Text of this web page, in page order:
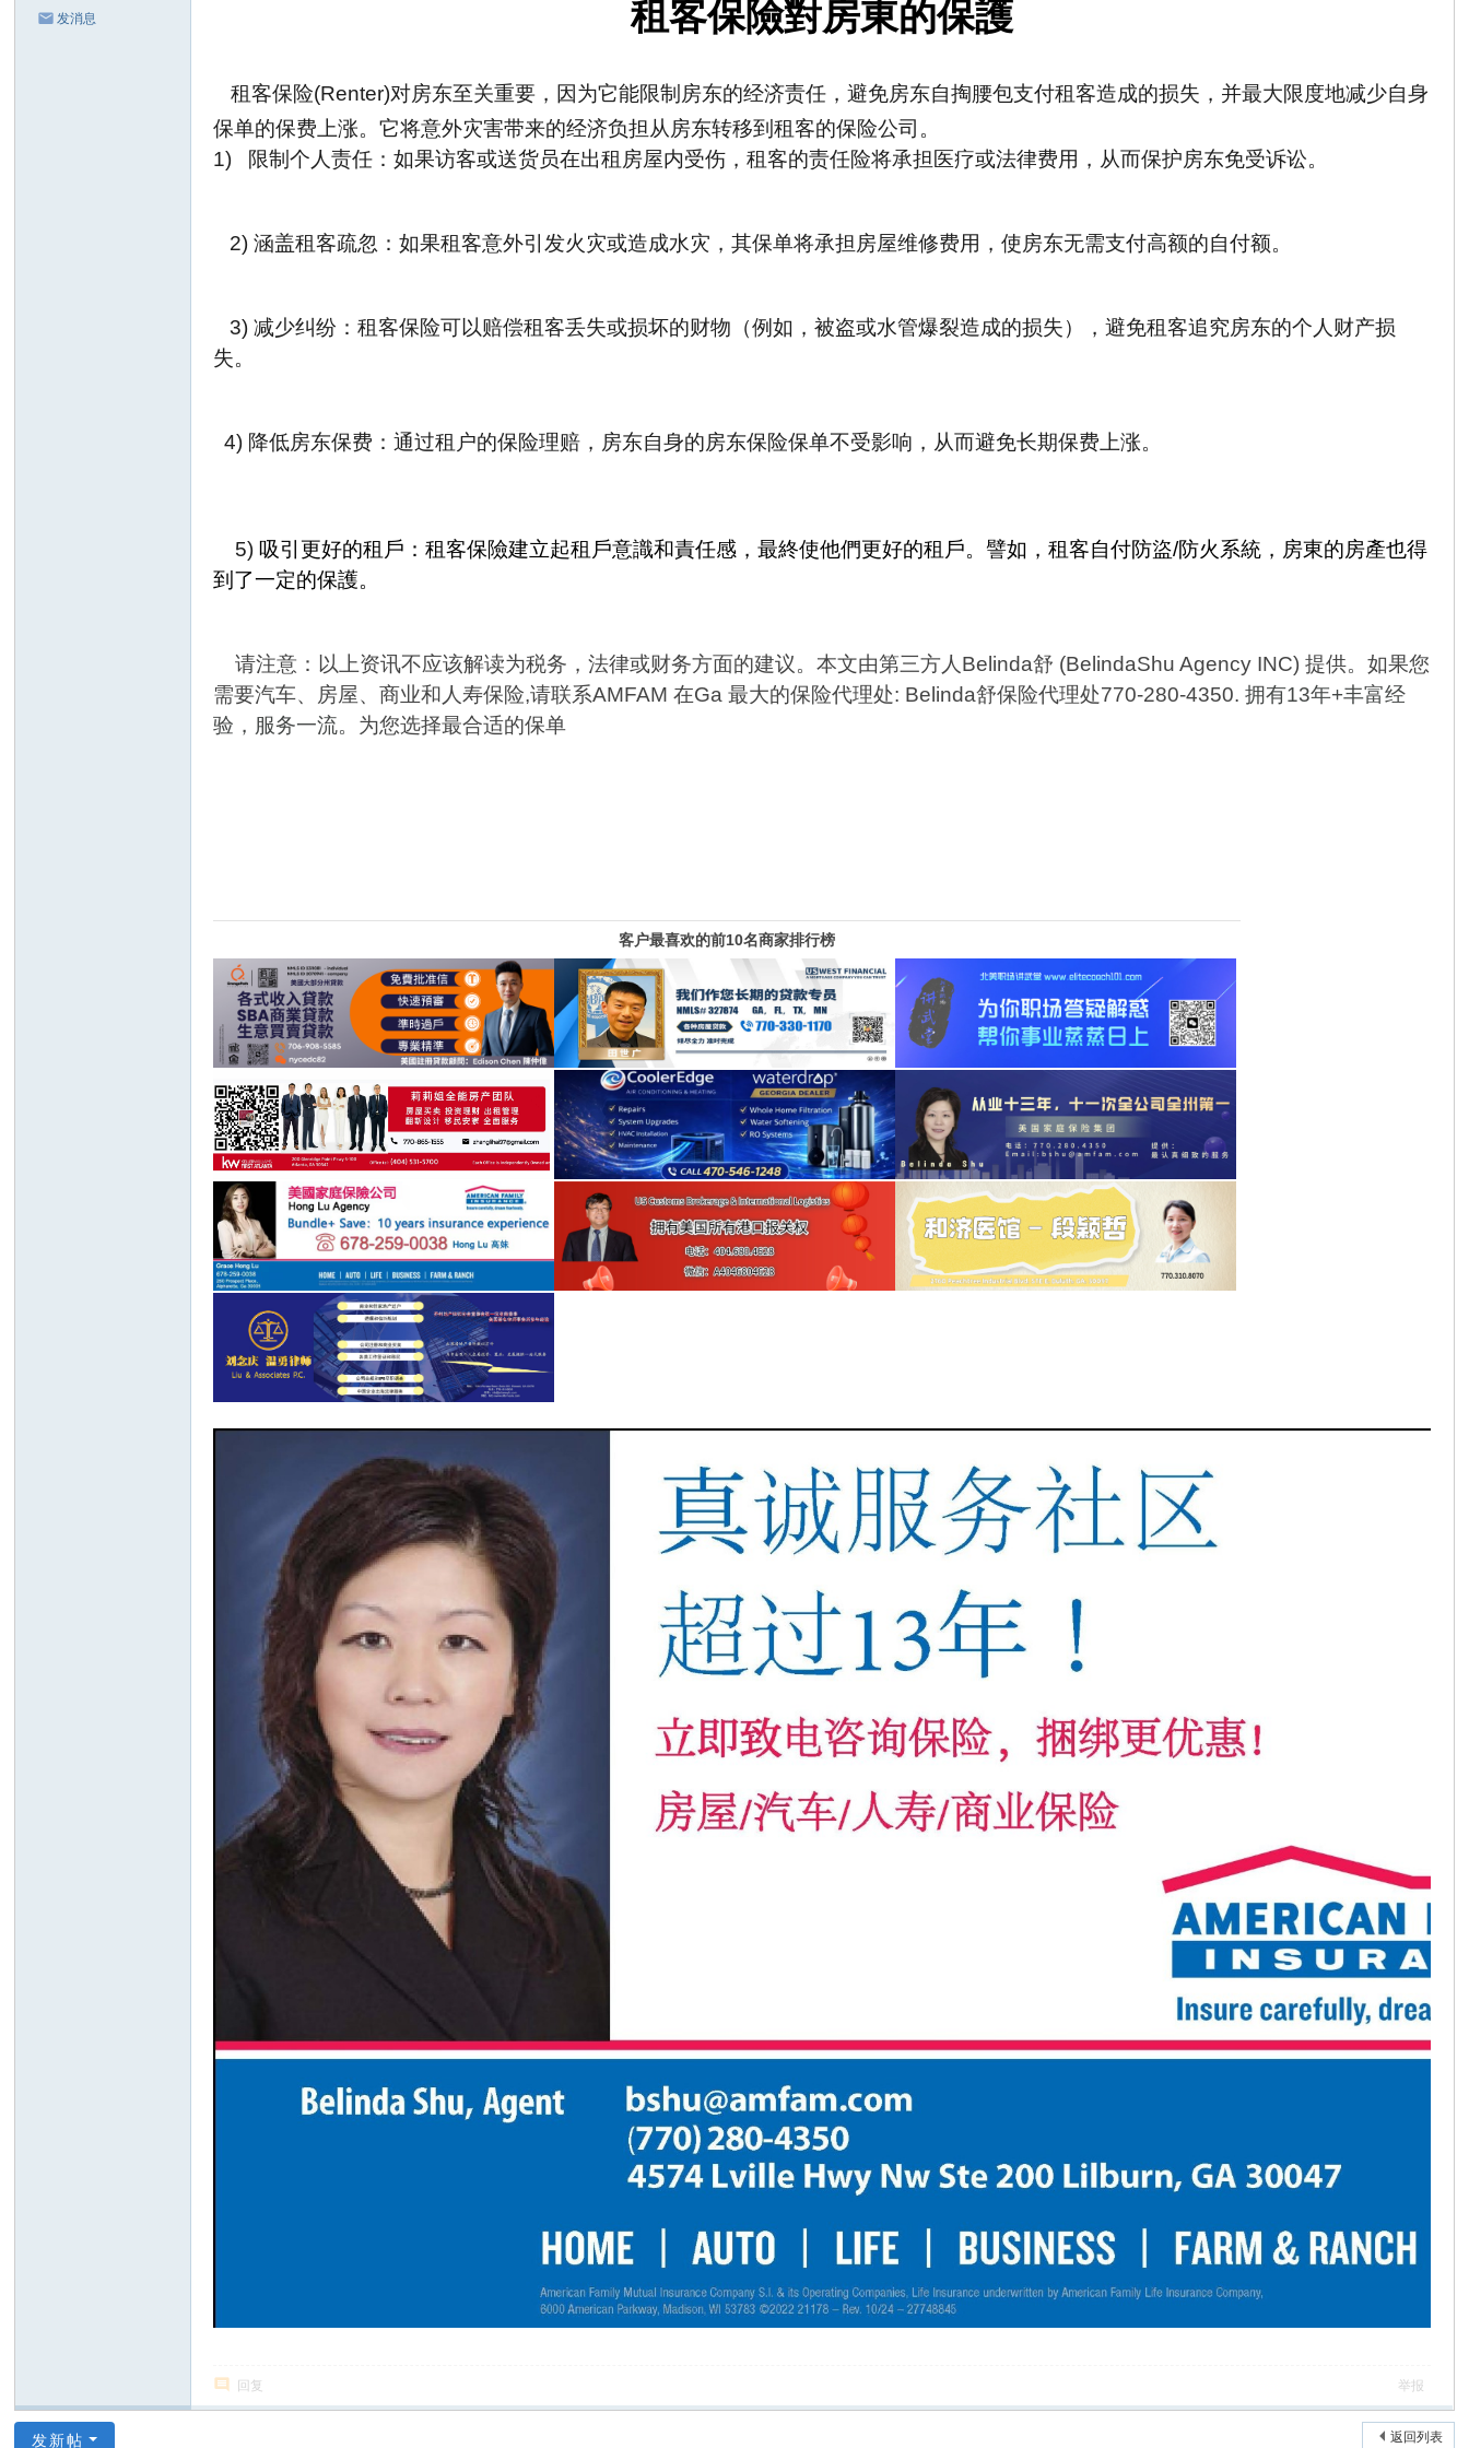
发消息 租客保險對房東的保護
租客保险(Renter)对房东至关重要，因为它能限制房东的经济责任，避免房东自掏腰包支付租客造成的损失，并最大限度地减少自身
保单的保费上涨。它将意外灾害带来的经济负担从房东转移到租客的保险公司 。
1) 限制个人责任：如果访客或送货员在出租房屋内受伤，租客的责任险将承担医疗或法律费用，从而保护房东免受诉讼。
2)涵盖租客疏忽：如果租客意外引 发火灾或造成水灾，其保单将承担房屋维修费用，使房东无需支付高额的自付额。
3)减少纠纷：租客保险可以赔偿租客丢失或损坏的财物（例如，被盗或水管爆裂造成的损失），避免租客追究房东的个人财产损
失。
4) 降低房东保费：通过租户的保险理赔，房东自身的房东保险保单不受影响，从而避免长期保费上涨。
5) 吸引更好的租戶：租客保險建立起租戶意識和責任感，最終使他們更好的租戶。譬如，租客自付防盜/防火系統，房東的房產也得
到了一定的保護。
请注意：以上资讯不应该解读为税务，法律或财务方面的建议。本文由第三方人 Belinda舒 (BelindaShu Agency INC)提供。如果您
需要汽车、房屋、商业和人寿保险,请联系AMFAM在Ga最大的保险代理处: Belinda舒保险代理处770-280-4350. 拥有13年+丰富经
验，服务一流。 为您选择最合适的保单
客户最喜欢的前10名商家排行榜
回复 举报
返回列表
发新帖